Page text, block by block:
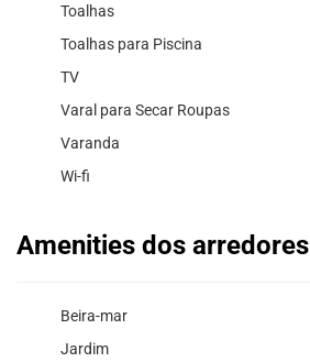
Toalhas
Toalhas para Piscina
TV
Varal para Secar Roupas
Varanda
Wi-fi
Amenities dos arredores
Beira-mar
Jardim